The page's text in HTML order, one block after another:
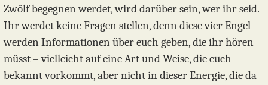
Zwölf begegnen werdet, wird darüber sein, wer ihr seid.
Ihr werdet keine Fragen stellen, denn diese vier Engel
werden Informationen über euch geben, die ihr hören
müsst – vielleicht auf eine Art und Weise, die euch
bekannt vorkommt, aber nicht in dieser Energie, die da